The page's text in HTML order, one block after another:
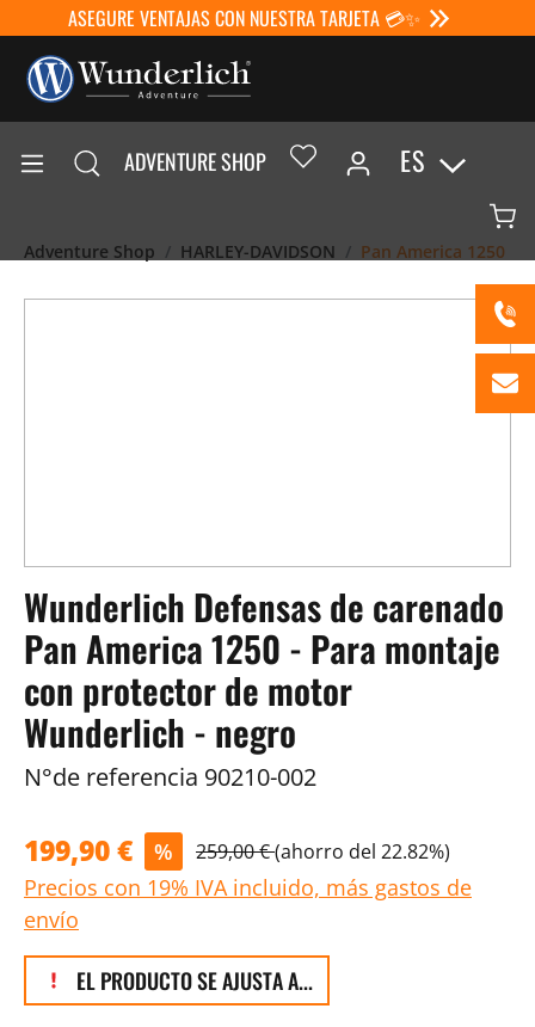
ASEGURE VENTAJAS CON NUESTRA TARJETA 💳✨
ADVENTURE SHOP ES
Adventure Shop HARLEY-DAVIDSON Pan America 1250
Wunderlich Defensas de carenado
Pan America 1250 - Para montaje
con protector de motor
Wunderlich - negro
N°de referencia 90210-002
199,90 € % 259,00 €(ahorro del 22.82%)
Precios con 19% IVA incluido, más gastos de
envío
EL PRODUCTO SE AJUSTA A...